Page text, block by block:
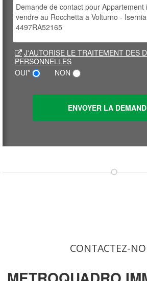
J'AUTORISE LE TRAITEMENT DES
PERSONNELLES
OUI*
NON
CONTACTEZ-